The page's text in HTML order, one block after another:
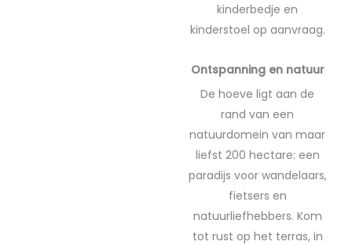
kinderbedje en
kinderstoel op aanvraag.
Ontspanning en natuur
De hoeve ligt aan de
rand van een
natuurdomein van maar
liefst 200 hectare: een
paradijs voor wandelaars,
fietsers en
natuurliefhebbers. Kom
tot rust op het terras, in